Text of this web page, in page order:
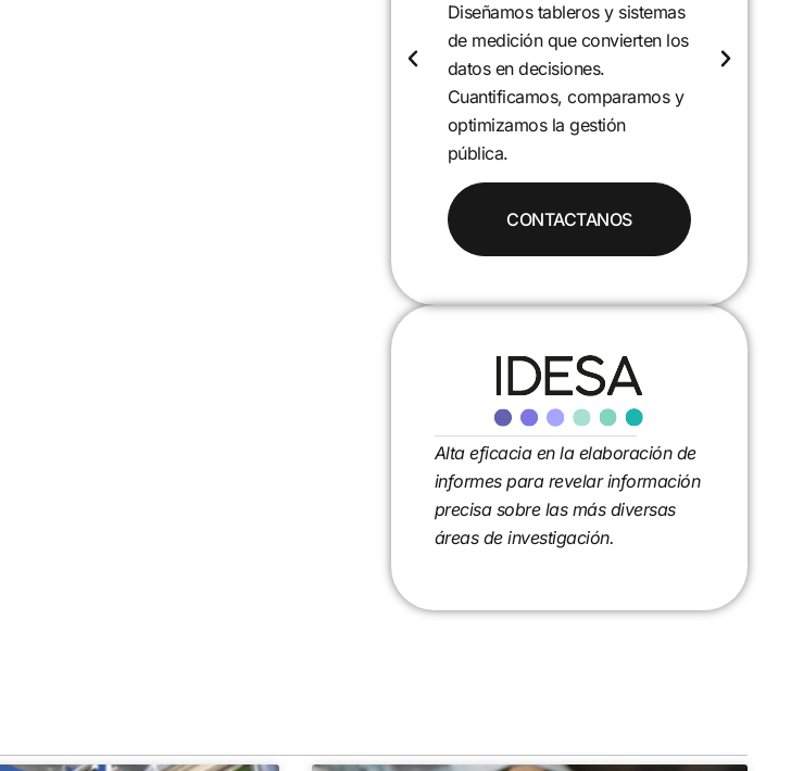
Analizamos políticas,
programas y realidades locales
para entender sus causas y
efectos. Desarrollamos
proyectos de investigación que
aportan evidencia y soluciones.
Alta eficacia en la elaboración de
informes para revelar información
precisa sobre las más diversas
áreas de investigación.